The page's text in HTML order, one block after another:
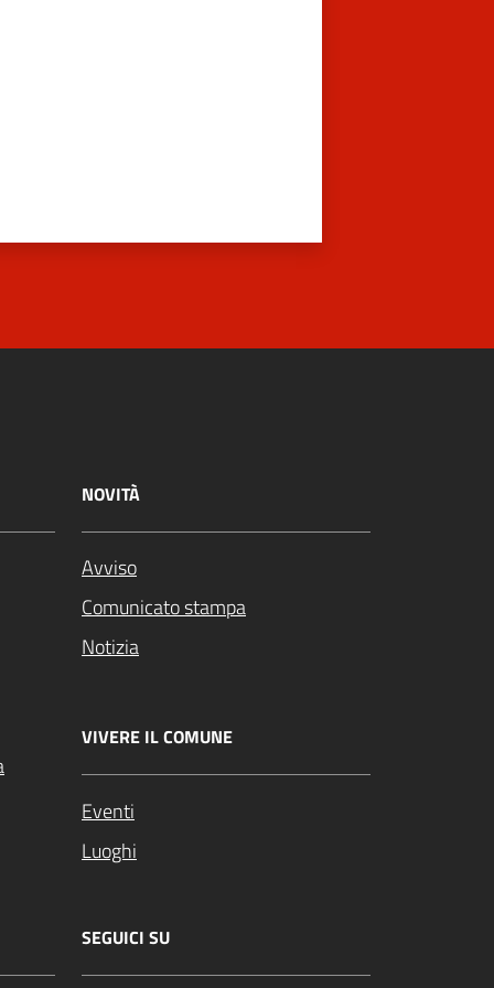
NOVITÀ
Avviso
Comunicato stampa
Notizia
VIVERE IL COMUNE
Eventi
Luoghi
SEGUICI SU